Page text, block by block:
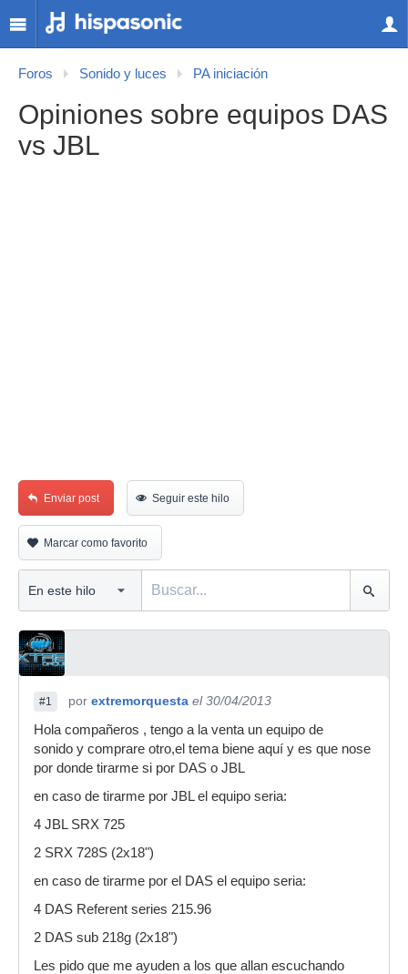
Foros Sonido y luces PA iniciación
Opiniones sobre equipos DAS
vs JBL
Enviar post Seguir este hilo
Marcar como favorito
#1 por extremorquesta el 30/04/2013
Hola compañeros , tengo a la venta un equipo de
sonido y comprare otro,el tema biene aquí y es que nose
por donde tirarme si por DAS o JBL
en caso de tirarme por JBL el equipo seria:
4 JBL SRX 725
2 SRX 728S (2x18")
en caso de tirarme por el DAS el equipo seria:
4 DAS Referent series 215.96
2 DAS sub 218g (2x18")
Les pido que me ayuden a los que allan escuchando